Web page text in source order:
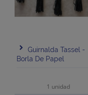
Guirnalda Tassel -
Borla De Papel
1 unidad